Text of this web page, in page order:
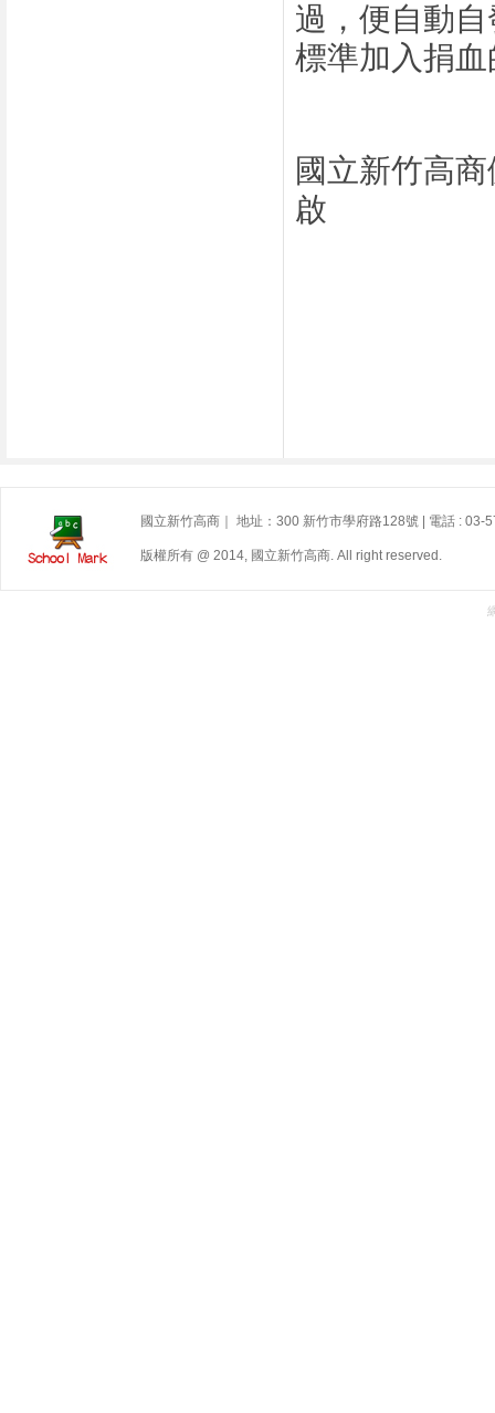
過，便自動
標準加入捐
國立新竹高
啟
國立新竹高商｜ 地址：300 新竹市學府路128號 | 電話 : 03-
版權所有 @ 2014, 國立新竹高商. All right reserved.